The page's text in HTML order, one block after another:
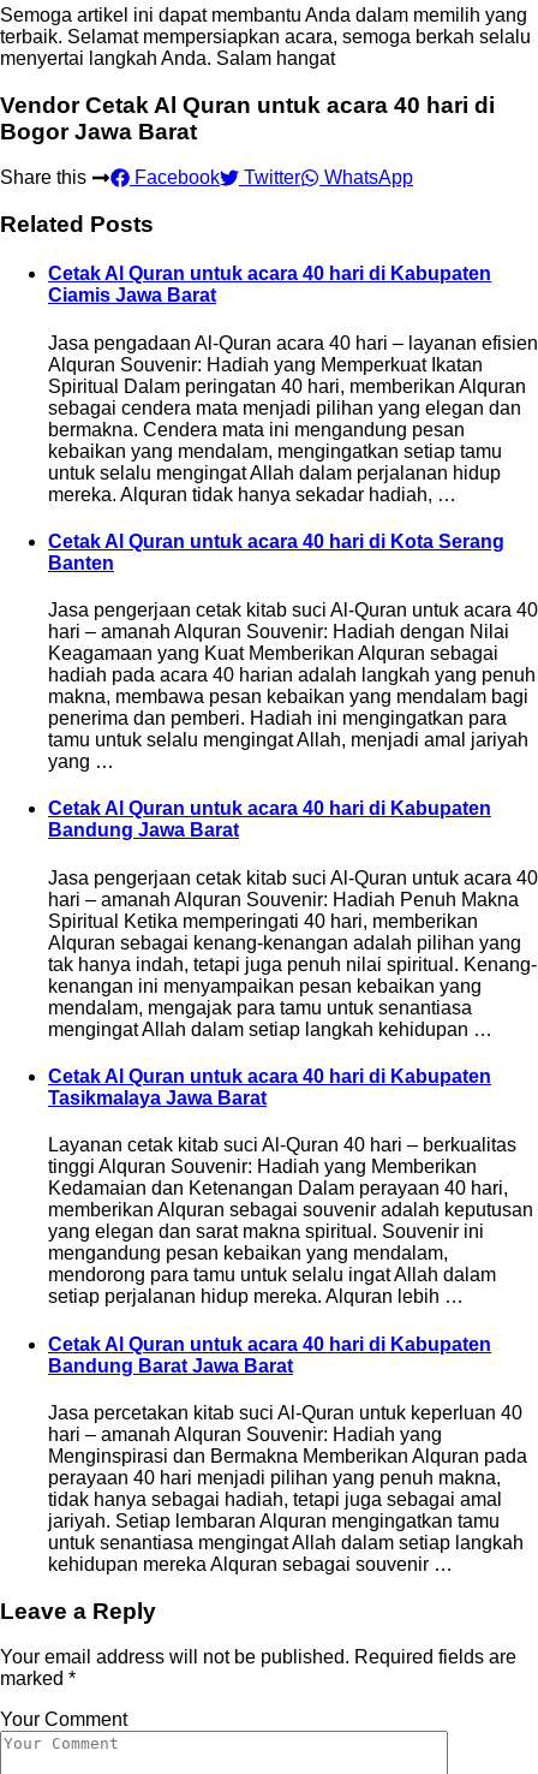
Semoga artikel ini dapat membantu Anda dalam memilih yang
terbaik. Selamat mempersiapkan acara, semoga berkah selalu
menyertai langkah Anda. Salam hangat
Vendor Cetak Al Quran untuk acara 40 hari di
Bogor Jawa Barat
Share this Facebook Twitter WhatsApp
Related Posts
Cetak Al Quran untuk acara 40 hari di Kabupaten
Ciamis Jawa Barat
Jasa pengadaan Al-Quran acara 40 hari – layanan efisien
Alquran Souvenir: Hadiah yang Memperkuat Ikatan
Spiritual Dalam peringatan 40 hari, memberikan Alquran
sebagai cendera mata menjadi pilihan yang elegan dan
bermakna. Cendera mata ini mengandung pesan
kebaikan yang mendalam, mengingatkan setiap tamu
untuk selalu mengingat Allah dalam perjalanan hidup
mereka. Alquran tidak hanya sekadar hadiah, …
Cetak Al Quran untuk acara 40 hari di Kota Serang
Banten
Jasa pengerjaan cetak kitab suci Al-Quran untuk acara 40
hari – amanah Alquran Souvenir: Hadiah dengan Nilai
Keagamaan yang Kuat Memberikan Alquran sebagai
hadiah pada acara 40 harian adalah langkah yang penuh
makna, membawa pesan kebaikan yang mendalam bagi
penerima dan pemberi. Hadiah ini mengingatkan para
tamu untuk selalu mengingat Allah, menjadi amal jariyah
yang …
Cetak Al Quran untuk acara 40 hari di Kabupaten
Bandung Jawa Barat
Jasa pengerjaan cetak kitab suci Al-Quran untuk acara 40
hari – amanah Alquran Souvenir: Hadiah Penuh Makna
Spiritual Ketika memperingati 40 hari, memberikan
Alquran sebagai kenang-kenangan adalah pilihan yang
tak hanya indah, tetapi juga penuh nilai spiritual. Kenang-
kenangan ini menyampaikan pesan kebaikan yang
mendalam, mengajak para tamu untuk senantiasa
mengingat Allah dalam setiap langkah kehidupan …
Cetak Al Quran untuk acara 40 hari di Kabupaten
Tasikmalaya Jawa Barat
Layanan cetak kitab suci Al-Quran 40 hari – berkualitas
tinggi Alquran Souvenir: Hadiah yang Memberikan
Kedamaian dan Ketenangan Dalam perayaan 40 hari,
memberikan Alquran sebagai souvenir adalah keputusan
yang elegan dan sarat makna spiritual. Souvenir ini
mengandung pesan kebaikan yang mendalam,
mendorong para tamu untuk selalu ingat Allah dalam
setiap perjalanan hidup mereka. Alquran lebih …
Cetak Al Quran untuk acara 40 hari di Kabupaten
Bandung Barat Jawa Barat
Jasa percetakan kitab suci Al-Quran untuk keperluan 40
hari – amanah Alquran Souvenir: Hadiah yang
Menginspirasi dan Bermakna Memberikan Alquran pada
perayaan 40 hari menjadi pilihan yang penuh makna,
tidak hanya sebagai hadiah, tetapi juga sebagai amal
jariyah. Setiap lembaran Alquran mengingatkan tamu
untuk senantiasa mengingat Allah dalam setiap langkah
kehidupan mereka Alquran sebagai souvenir …
Leave a Reply
Your email address will not be published. Required fields are
marked *
Your Comment